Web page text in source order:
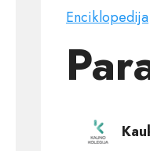
Enciklopedija